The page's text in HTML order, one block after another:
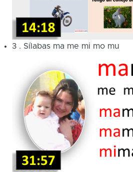
3 . Sílabas ma me mi mo mu